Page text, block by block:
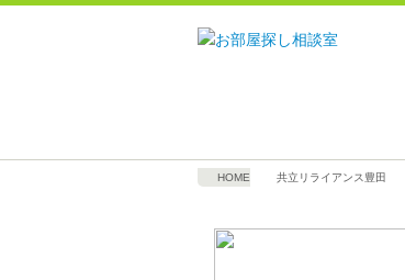
HOME 共立リライアンス豊田